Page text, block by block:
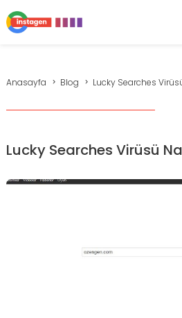
Anasayfa Blog Lucky Searches
Lucky Searches Virüsü